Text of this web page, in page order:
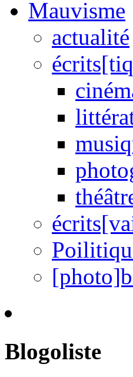
Mauvisme
actualité
Blogoliste